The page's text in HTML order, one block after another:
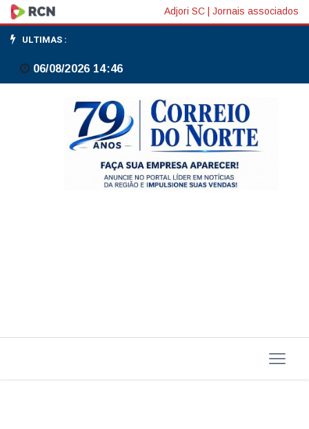
Pessoas
negras
são
maiores
vítimas
homicídios
Adjori SC Jornais associados
ULTIMAS :
06/08/2026 14:46